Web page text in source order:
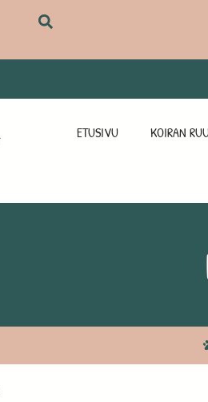
ETUSIVU KOIRAN